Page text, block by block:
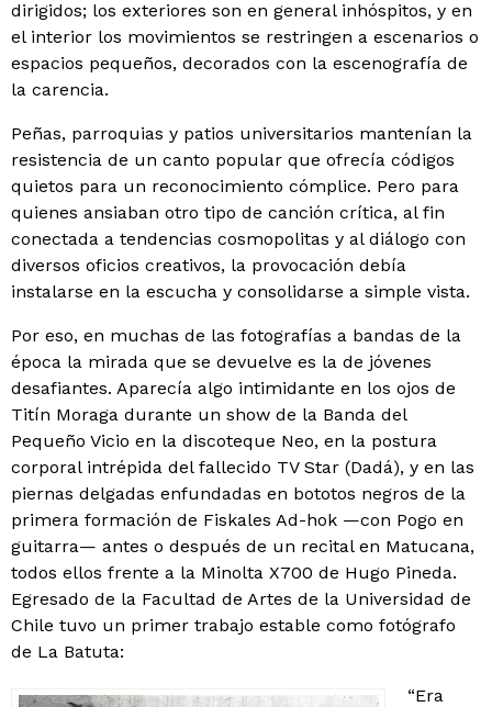
dirigidos; los exteriores son en general inhóspitos, y en
el interior los movimientos se restringen a escenarios o
espacios pequeños, decorados con la escenografía de
la carencia.
Peñas, parroquias y patios universitarios mantenían la
resistencia de un canto popular que ofrecía códigos
quietos para un reconocimiento cómplice. Pero para
quienes ansiaban otro tipo de canción crítica, al fin
conectada a tendencias cosmopolitas y al diálogo con
diversos oficios creativos, la provocación debía
instalarse en la escucha y consolidarse a simple vista.
Por eso, en muchas de las fotografías a bandas de la
época la mirada que se devuelve es la de jóvenes
desafiantes. Aparecía algo intimidante en los ojos de
Titín Moraga durante un show de la Banda del
Pequeño Vicio en la discoteque Neo, en la postura
corporal intrépida del fallecido TV Star (Dadá), y en las
piernas delgadas enfundadas en bototos negros de la
primera formación de Fiskales Ad-hok —con Pogo en
guitarra— antes o después de un recital en Matucana,
todos ellos frente a la Minolta X700 de Hugo Pineda.
Egresado de la Facultad de Artes de la Universidad de
Chile tuvo un primer trabajo estable como fotógrafo
de La Batuta:
“Era